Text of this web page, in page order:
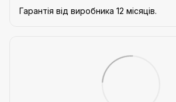
Гарантія від виробника 12 місяців.